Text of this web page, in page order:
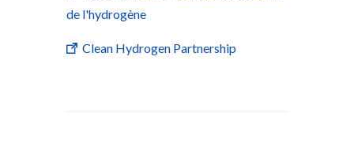
de l'hydrogène
Clean Hydrogen Partnership